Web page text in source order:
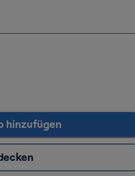
hinzufügen